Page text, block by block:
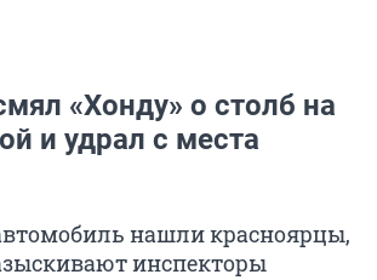
«Хонду» о столб на
и удрал с места
нашли красноярцы,
инспекторы